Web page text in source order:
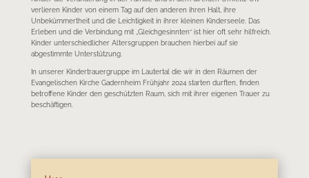
verlieren Kinder von einem Tag auf den anderen ihren Halt, ihre
Unbekümmertheit und die Leichtigkeit in ihrer kleinen Kinderseele. Das
Erleben und die Verbindung mit „Gleichgesinnten“ ist hier oft sehr hilfreich.
Kinder unterschiedlicher Altersgruppen brauchen hierbei auf sie
abgestimmte Unterstützung.
In unserer Kindertrauergruppe im Lautertal die wir in den Räumen der
Evangelischen Kirche Gadernheim Frühjahr 2024 starten durften, finden
betroffene Kinder den geschützten Raum, sich mit ihrer eigenen Trauer zu
beschäftigen.